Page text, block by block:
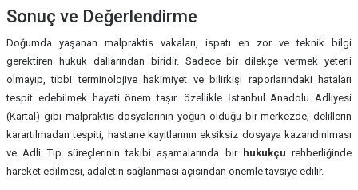
Sonuç ve Değerlendirme
Doğumda yaşanan malpraktis vakaları, ispatı en zor ve teknik bilgi
gerektiren hukuk dallarından biridir. Sadece bir dilekçe vermek yeterli
olmayıp, tıbbi terminolojiye hakimiyet ve bilirkişi raporlarındaki hataları
tespit edebilmek hayati önem taşır. özellikle İstanbul Anadolu Adliyesi
(Kartal) gibi malpraktis dosyalarının yoğun olduğu bir merkezde; delillerin
karartılmadan tespiti, hastane kayıtlarının eksiksiz dosyaya kazandırılması
ve Adli Tıp süreçlerinin takibi aşamalarında bir hukukçu rehberliğinde
hareket edilmesi, adaletin sağlanması açısından önemle tavsiye edilir.